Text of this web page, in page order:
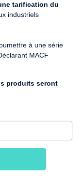
tarification du
industriels
à une série
MACF
produits seront